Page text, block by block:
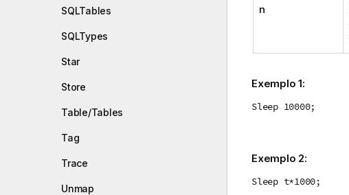
SQLTables
SQLTypes
Star
Store
Table/Tables
Tag
Trace
Unmap
n
Exemplo 1:
Sleep 10000;
Exemplo 2:
Sleep t*1000;